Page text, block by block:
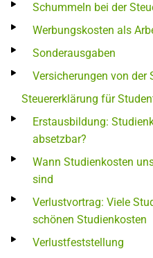
Schummeln bei der
Werbungskosten als
Sonderausgaben
Versicherungen von der
Steuererklärung für
Erstausbildung:
absetzbar?
Wann Studienkosten
sind
Verlustvortrag: Viele
schönen Studienkosten
Verlustfeststellung